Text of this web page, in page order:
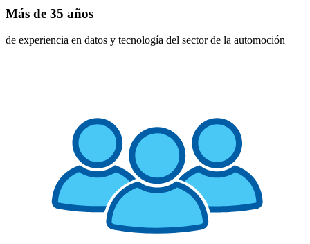
Más de 35 años
de experiencia en datos y tecnología del sector de la automoción